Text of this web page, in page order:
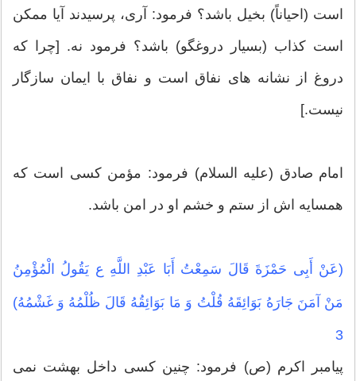
است (احیاناً) بخیل باشد؟ فرمود: آرى، پرسیدند آیا ممكن
است كذاب (بسیار دروغگو) باشد؟ فرمود نه. [چرا كه
دروغ از نشانه ‏هاى نفاق است و نفاق با ایمان سازگار
نیست.]
امام صادق (علیه السلام) فرمود: مؤمن کسی است که
همسایه اش از ستم و خشم او در امن باشد.
(عَنْ أَبِی حَمْزَةَ قَالَ سَمِعْتُ أَبَا عَبْدِ اللَّهِ ع یَقُولُ الْمُؤْمِنُ
مَنْ آمَنَ جَارَهُ بَوَائِقَهُ قُلْتُ وَ مَا بَوَائِقُهُ قَالَ ظُلْمُهُ وَ غَشْمُهُ)
3
پیامبر اکرم (ص) فرمود: چنین کسی داخل بهشت نمی